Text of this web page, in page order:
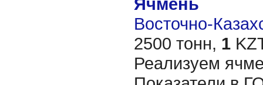
Восточно-
2500 тонн, 1
Реализуем